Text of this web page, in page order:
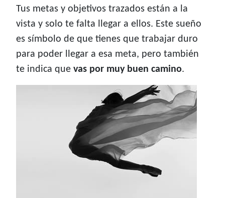
Tus metas y objetivos trazados están a la
vista y solo te falta llegar a ellos. Este sueño
es símbolo de que tienes que trabajar duro
para poder llegar a esa meta, pero también
te indica que vas por muy buen camino.